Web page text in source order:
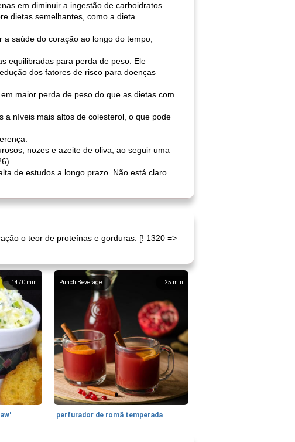
em diminuir a ingestão de carboidratos.
dietas semelhantes, como a dieta
saúde do coração ao longo do tempo,
equilibradas para perda de peso. Ele
dos fatores de risco para doenças
maior perda de peso do que as dietas com
a níveis mais altos de colesterol, o que pode
nozes e azeite de oliva, ao seguir uma
de estudos a longo prazo. Não está claro
o teor de proteínas e gorduras. [! 1320 =>
1470 min 25 min
Punch Beverage
perfurador de romã temperada